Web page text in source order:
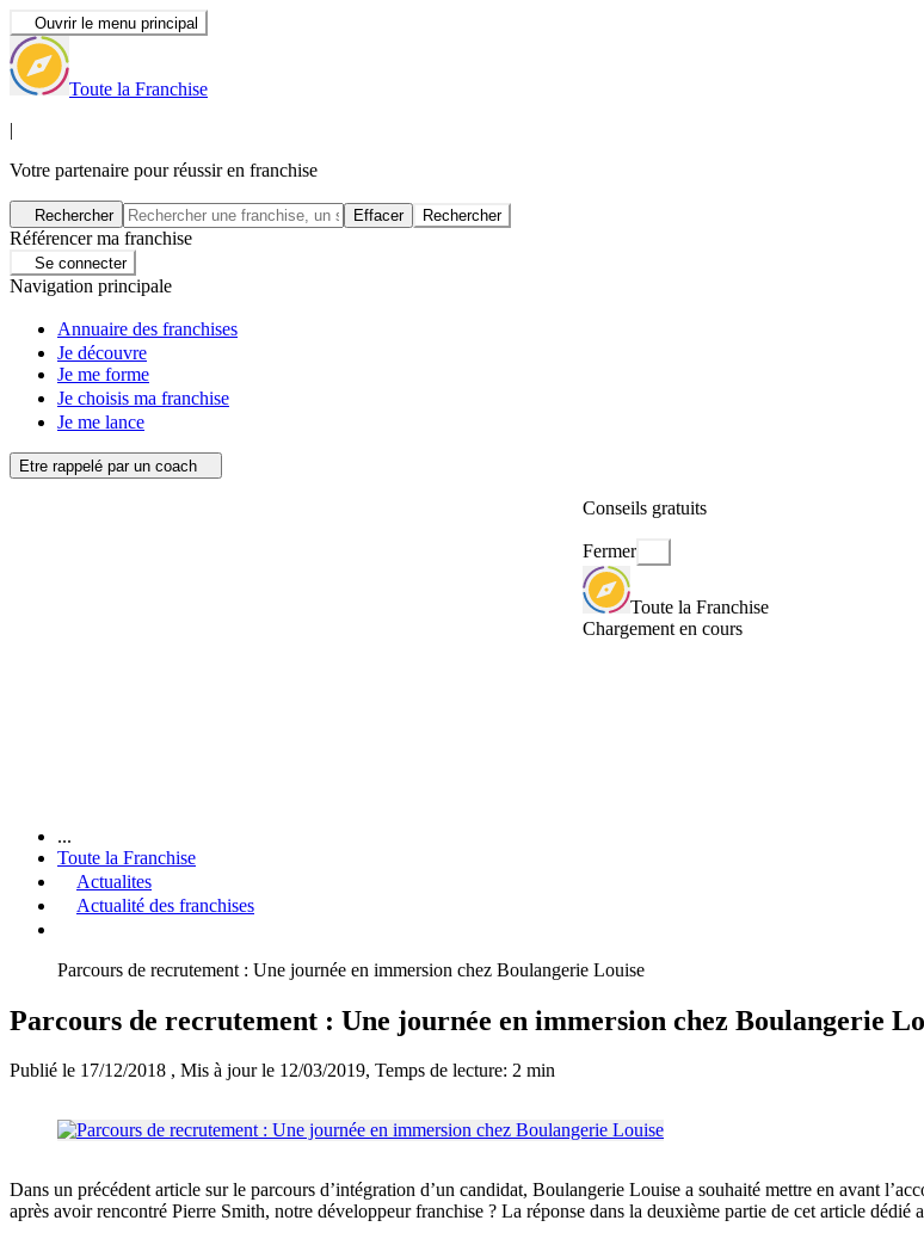
Ouvrir le menu principal
Toute la Franchise
|
Votre partenaire pour réussir en franchise
Rechercher Effacer Rechercher
Référencer ma franchise
Se connecter
Navigation principale
Annuaire des franchises
Je découvre
Je me forme
Je choisis ma franchise
Je me lance
Etre rappelé par un coach
Conseils gratuits
Fermer
Toute la Franchise
Chargement en cours
...
Toute la Franchise
Actualites
Actualité des franchises
Parcours de recrutement : Une journée en immersion chez Boulangerie Louise
Parcours de recrutement : Une journée en immersion chez Boulangerie
Publié le 17/12/2018 , Mis à jour le 12/03/2019, Temps de lecture: 2 min
Dans un précédent article sur le parcours d’intégration d’un candidat, Boulangerie Louise a souhaité mettre en avant
après avoir rencontré Pierre Smith, notre développeur franchise ? La réponse dans la deuxième partie de cet article dédié